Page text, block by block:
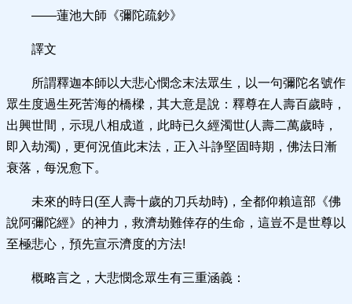
——蓮池大師《彌陀疏鈔》
譯文
所謂釋迦本師以大悲心憫念末法眾生，以一句彌陀名號作
眾生度過生死苦海的橋樑，其大意是說：釋尊在人壽百歲時，
出興世間，示現八相成道，此時已久經濁世(人壽二萬歲時，
即入劫濁)，更何況值此末法，正入斗諍堅固時期，佛法日漸
衰落，每況愈下。
未來的時日(至人壽十歲的刀兵劫時)，全都仰賴這部《佛
說阿彌陀經》的神力，救濟劫難倖存的生命，這豈不是世尊以
至極悲心，預先宣示濟度的方法!
概略言之，大悲憫念眾生有三重涵義：